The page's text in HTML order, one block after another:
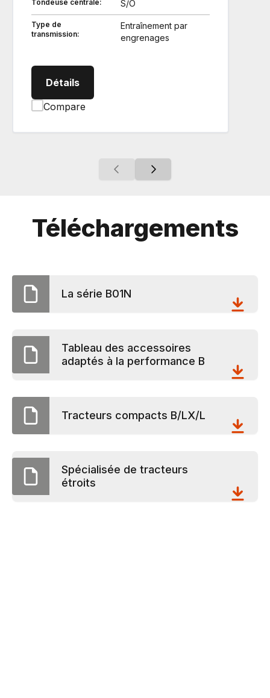
Tondeuse centrale: S/O
Type de
transmission:
Entraînement par
engrenages
DétailsB2401-Narrow Tracteur spécialisés
Compare
Téléchargements
La série B01N
Tableau des accessoires
adaptés à la performance B
Tracteurs compacts B/LX/L
Spécialisée de tracteurs
étroits